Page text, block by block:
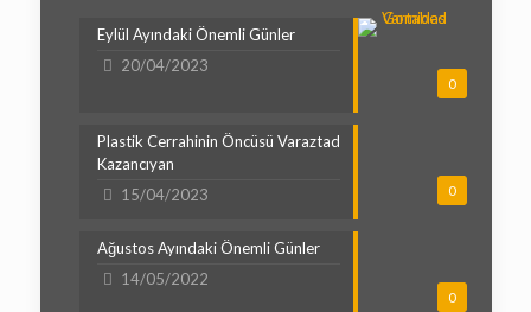
0
Eylül Ayındaki Önemli Günler
20/04/2023
0
Plastik Cerrahinin Öncüsü Varaztad
Kazancıyan
15/04/2023
0
Ağustos Ayındaki Önemli Günler
14/05/2022